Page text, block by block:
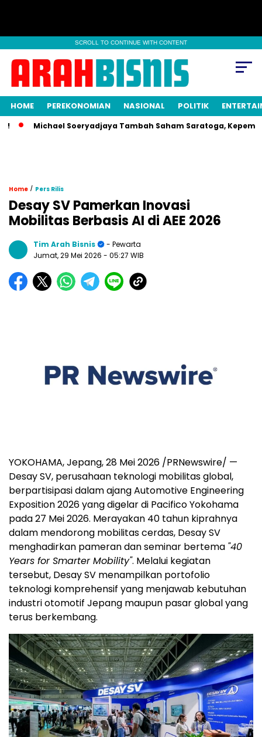
SCROLL TO CONTINUE WITH CONTENT
HOME PEREKONOMIAN NASIONAL POLITIK
Michael Soeryadjaya Tambah Saham Saratoga, Kepemilikan
Home / Pers Rilis
Desay SV Pamerkan Inovasi
Mobilitas Berbasis AI di AEE 2026
Tim Arah Bisnis
- Pewarta
Jumat, 29 Mei 2026 - 05:27 WIB
YOKOHAMA, Jepang, 28 Mei 2026 /PRNewswire/ —
Desay SV, perusahaan teknologi mobilitas global,
berpartisipasi dalam ajang Automotive Engineering
Exposition 2026 yang digelar di Pacifico Yokohama
pada 27 Mei 2026. Merayakan 40 tahun kiprahnya
dalam mendorong mobilitas cerdas, Desay SV
menghadirkan pameran dan seminar bertema "40
Years for Smarter Mobility". Melalui kegiatan
tersebut, Desay SV menampilkan portofolio
teknologi komprehensif yang menjawab kebutuhan
industri otomotif Jepang maupun pasar global yang
terus berkembang.